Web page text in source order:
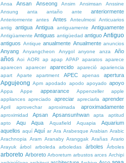
Ansa
Ansan Anseong Ansim Ansimsan
Anssine
Ansung
anta antaño ante anteriormente
Anteriormente antes Antes Anteulmosi
Anticuarios
antig
antigua Antigua antiguamente Antiguamente
Antigüamente Antiguas antigüedad antiguo Antiguo
antiguos Antique anualmente Anualmente anuncios
Anyang Anyangcheon Anygol anyone anza Año
años Aoi AORI ap apap APAP aparatos aparece
aparecen
aparecer aparecido apareció
apariencia
apart
Aparte apartment APEC apenas apertura
Apgujeong Apm apodado apodo apoyado apoyo
Appa Appe appearance Appenzeller
apple
appliances apreciado apreciar apreciarla aprender
April aprovechar aproximada aproximadamente
aproximidad Apsan Apsansunhwan apta
aptitud
apto
Aqu Aqua Aquafield Aquapia
Aquarium
aquellos aquí Aquí ar Ara Arabesque Arabian Arabic
Arachnopia
Aram Aranaby Aranggak Arañas Arario
Arayuk
árbol arboleda arboledas árboles Árboles
arboreto Arboreto Arboretum arbustos arces Archipi